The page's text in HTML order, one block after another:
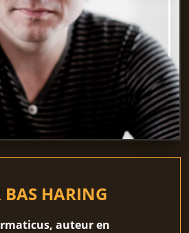
BAS HARING
auteur en